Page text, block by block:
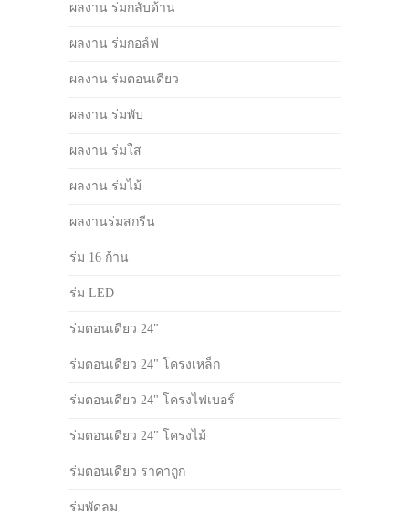
ผลงาน ร่มกลับด้าน
ผลงาน ร่มกอล์ฟ
ผลงาน ร่มตอนเดียว
ผลงาน ร่มพับ
ผลงาน ร่มใส
ผลงาน ร่มไม้
ผลงานร่มสกรีน
ร่ม 16 ก้าน
ร่ม LED
ร่มตอนเดียว 24"
ร่มตอนเดียว 24" โครงเหล็ก
ร่มตอนเดียว 24" โครงไฟเบอร์
ร่มตอนเดียว 24" โครงไม้
ร่มตอนเดียว ราคาถูก
ร่มพัดลม